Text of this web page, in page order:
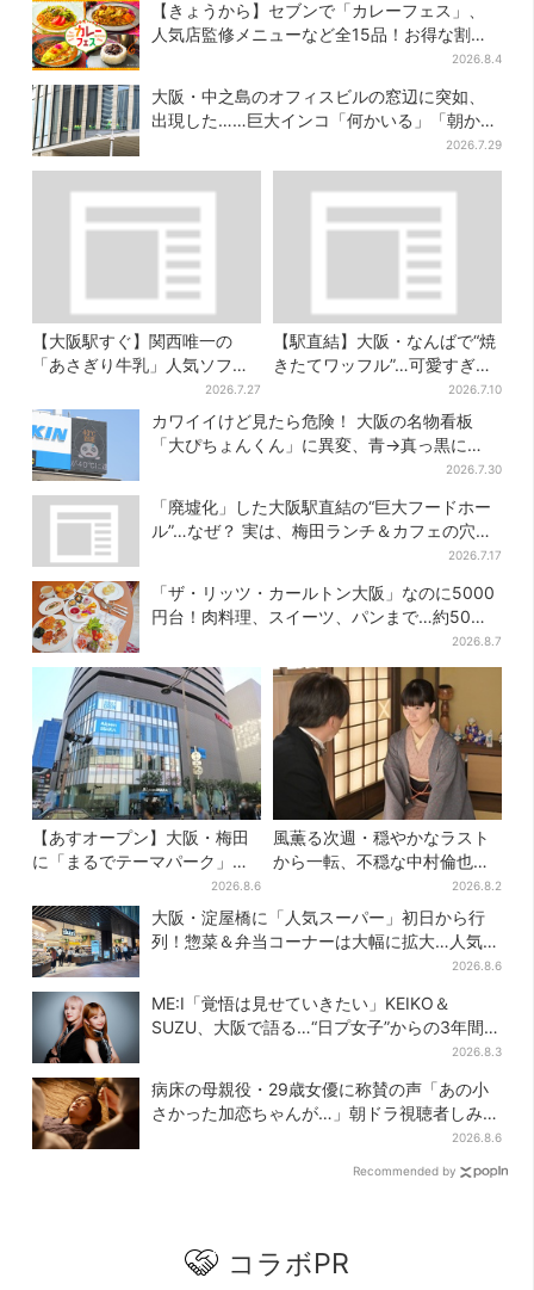
【きょうから】セブンで「カレーフェス」、
人気店監修メニューなど全15品！お得な割引
2026.8.4
大阪・中之島のオフィスビルの窓辺に突如、
出現した……巨大インコ「何かいる」「朝から
2026.7.29
【大阪駅すぐ】関西唯一の
「あさぎり牛乳」人気ソフト
クリームが進化…ここだけの
新メニューも仲間入り
2026.7.27
【駅直結】大阪・なんばで“焼
きたてワッフル”…可愛すぎ
る“くまちゃんアイス”と一緒
に
2026.7.10
カワイイけど見たら危険！ 大阪の名物看板
「大ぴちょんくん」に異変、青→真っ黒に…
2026.7.30
「廃墟化」した大阪駅直結の“巨大フードホー
ル”…なぜ？ 実は、梅田ランチ＆カフェの穴場
2026.7.17
「ザ・リッツ・カールトン大阪」なのに5000
円台！肉料理、スイーツ、パンまで…約50種
2026.8.7
【あすオープン】大阪・梅田
に「まるでテーマパーク」な
巨大スポーツ店、461ブラン
ド集結！ 6フロアをまとめて
紹介
2026.8.6
風薫る次週・穏やかなラスト
から一転、不穏な中村倫也の
登場に視聴者期待「いよいよ
登場だ」
2026.8.2
大阪・淀屋橋に「人気スーパー」初日から行
列！惣菜＆弁当コーナーは大幅に拡大…人気商
2026.8.6
ME:I「覚悟は見せていきたい」KEIKO＆
SUZU、大阪で語る…“日プ女子”からの3年間
2026.8.3
病床の母親役・29歳女優に称賛の声「あの小
さかった加恋ちゃんが…」朝ドラ視聴者しみじ
2026.8.6
Recommended by
コラボPR